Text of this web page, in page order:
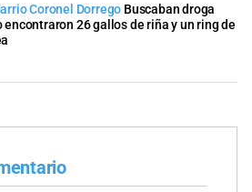
Coronel Dorrego Buscaban droga
encontraron 26 gallos de riña y un ring de